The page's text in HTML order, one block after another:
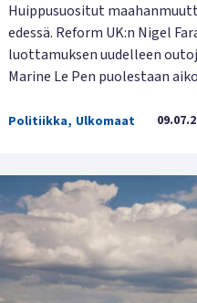
Huippusuositut
edessä. Reform UK:n Nigel
luottamuksen uudelleen
Marine Le Pen puolestaan
Politiikka, Ulkomaat